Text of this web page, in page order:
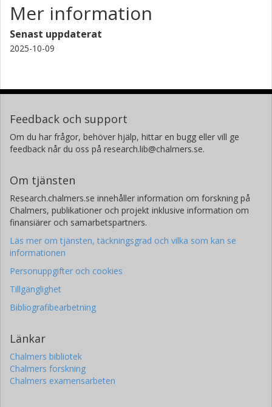
Mer information
Senast uppdaterat
2025-10-09
Feedback och support
Om du har frågor, behöver hjälp, hittar en bugg eller vill ge
feedback når du oss på research.lib@chalmers.se.
Om tjänsten
Research.chalmers.se innehåller information om forskning på
Chalmers, publikationer och projekt inklusive information om
finansiärer och samarbetspartners.
Läs mer om tjänsten, täckningsgrad och vilka som kan se
informationen
Personuppgifter och cookies
Tillgänglighet
Bibliografibearbetning
Länkar
Chalmers bibliotek
Chalmers forskning
Chalmers examensarbeten